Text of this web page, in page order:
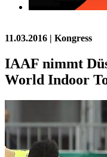
11.03.2016 | Kongress
IAAF nimmt
World Indoor